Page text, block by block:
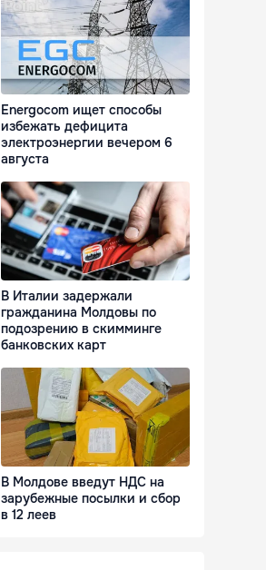
Energocom ищет способы
избежать дефицита
электроэнергии вечером 6
августа
В Италии задержали
гражданина Молдовы по
подозрению в скимминге
банковских карт
В Молдове введут НДС на
зарубежные посылки и сбор
в 12 леев